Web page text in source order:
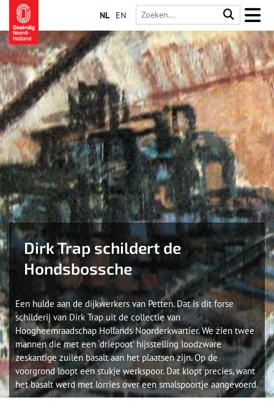
NL EN
Dirk Trap schildert de
Hondsbossche
Een hulde aan de dijkwerkers van Petten. Dat is dit forse
schilderij van Dirk Trap uit de collectie van
Hoogheemraadschap Hollands Noorderkwartier. We zien twee
mannen die met een ‘driepoot’ hijsstelling loodzware
zeskantige zuilen basalt aan het plaatsen zijn. Op de
voorgrond loopt een stukje werkspoor. Dat klopt precies, want
het basalt werd met lorries over een smalspoortje aangevoerd.